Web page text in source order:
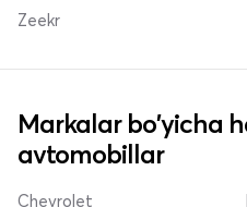
Zeekr
Markalar bo'yicha
avtomobillar
Chevrolet